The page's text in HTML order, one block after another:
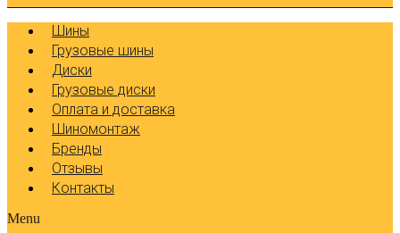
Шины
Грузовые шины
Диски
Грузовые диски
Оплата и доставка
Шиномонтаж
Бренды
Отзывы
Контакты
Menu